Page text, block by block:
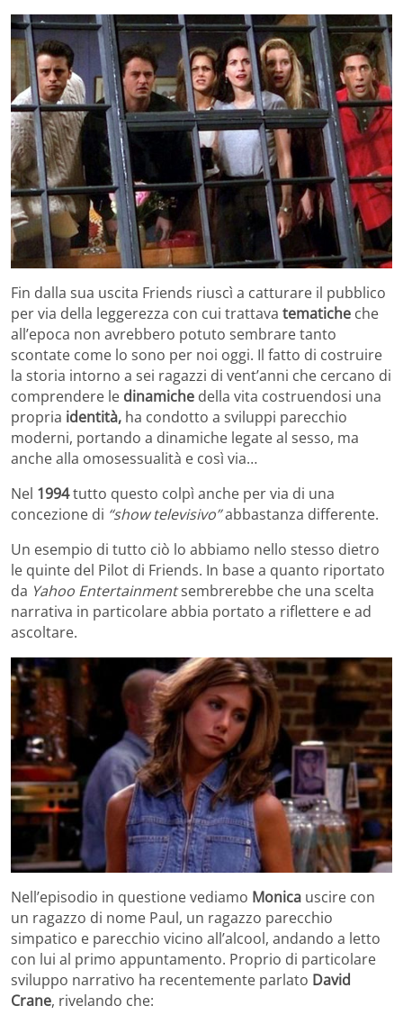
Fin dalla sua uscita Friends riuscì a catturare il pubblico
per via della leggerezza con cui trattava tematiche che
all’epoca non avrebbero potuto sembrare tanto
scontate come lo sono per noi oggi. Il fatto di costruire
la storia intorno a sei ragazzi di vent’anni che cercano di
comprendere le dinamiche della vita costruendosi una
propria identità, ha condotto a sviluppi parecchio
moderni, portando a dinamiche legate al sesso, ma
anche alla omosessualità e così via…
Nel 1994tutto questo colpì anche per via di una
concezione di “show televisivo”abbastanza differente.
Un esempio di tutto ciò lo abbiamo nello stesso dietro
le quinte del Pilot di Friends. In base a quanto riportato
da Yahoo Entertainmentsembrerebbe che una scelta
narrativa in particolare abbia portato a riflettere e ad
ascoltare.
Nell’episodio in questione vediamo Monica uscire con
un ragazzo di nome Paul, un ragazzo parecchio
simpatico e parecchio vicino all’alcool, andando a letto
con lui al primo appuntamento. Proprio di particolare
sviluppo narrativo ha recentemente parlato David
Crane, rivelando che: